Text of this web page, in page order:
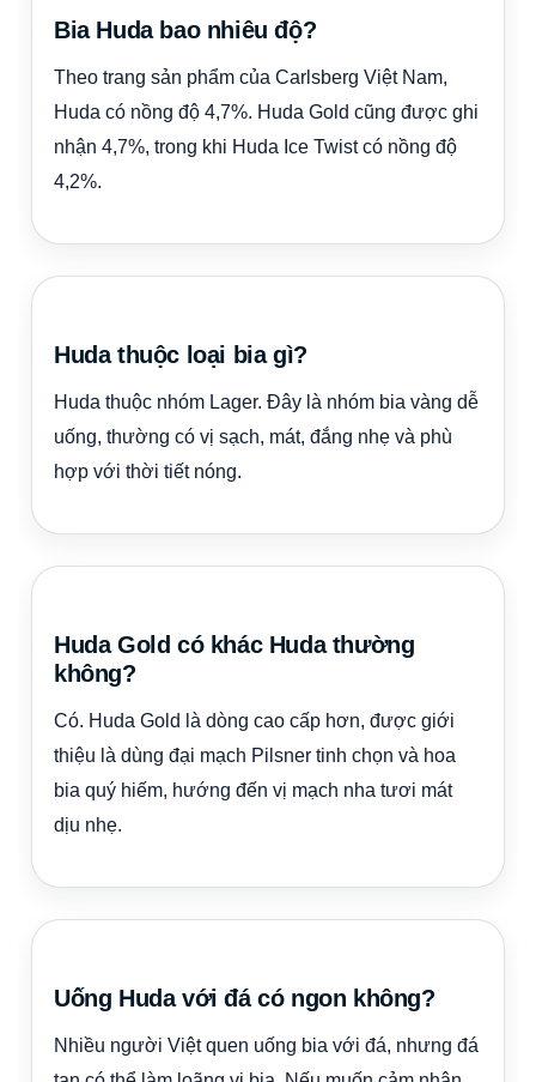
Bia Huda bao nhiêu độ?
Theo trang sản phẩm của Carlsberg Việt Nam,
Huda có nồng độ 4,7%. Huda Gold cũng được ghi
nhận 4,7%, trong khi Huda Ice Twist có nồng độ
4,2%.
Huda thuộc loại bia gì?
Huda thuộc nhóm Lager. Đây là nhóm bia vàng dễ
uống, thường có vị sạch, mát, đắng nhẹ và phù
hợp với thời tiết nóng.
Huda Gold có khác Huda thường
không?
Có. Huda Gold là dòng cao cấp hơn, được giới
thiệu là dùng đại mạch Pilsner tinh chọn và hoa
bia quý hiếm, hướng đến vị mạch nha tươi mát
dịu nhẹ.
Uống Huda với đá có ngon không?
Nhiều người Việt quen uống bia với đá, nhưng đá